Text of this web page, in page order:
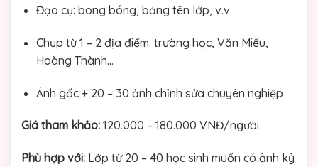
Đạo cụ: bong bóng, bảng tên lớp, v.v.
Chụp từ 1 – 2 địa điểm: trường học, Văn Miếu,
Hoàng Thành…
Ảnh gốc + 20 – 30 ảnh chỉnh sửa chuyên nghiệp
Giá tham khảo: 120.000 – 180.000 VNĐ/người
Phù hợp với: Lớp từ 20 – 40 học sinh muốn có ảnh kỷ